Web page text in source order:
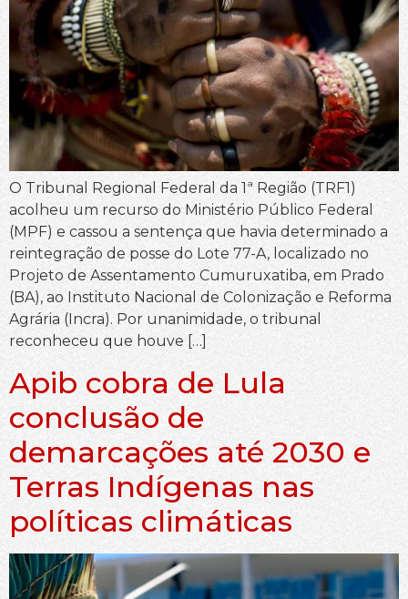
O Tribunal Regional Federal da 1ª Região (TRF1)
acolheu um recurso do Ministério Público Federal
(MPF) e cassou a sentença que havia determinado a
reintegração de posse do Lote 77-A, localizado no
Projeto de Assentamento Cumuruxatiba, em Prado
(BA), ao Instituto Nacional de Colonização e Reforma
Agrária (Incra). Por unanimidade, o tribunal
reconheceu que houve […]
Apib cobra de Lula
conclusão de
demarcações até 2030 e
Terras Indígenas nas
políticas climáticas